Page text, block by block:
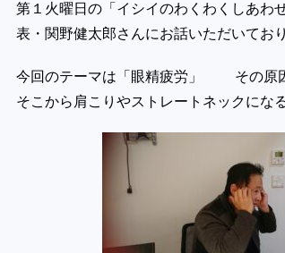
第１火曜日の「イシイのわくわくしあ
表・関野健太郎さんにお話いただいてお
今回のテーマは「眼精疲労」 その原因
そこから肩こりやストレートネックにな